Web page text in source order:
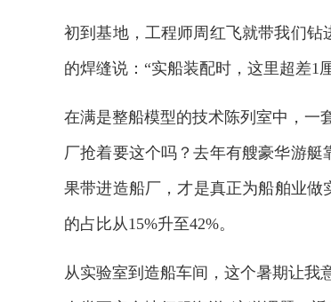
初到基地，工程师周红飞就带我们
的焊缝说：“实船装配时，这里超差1
在满是整船模型的技术陈列室中，一
厂抢着要这个吗？去年有艘豪华游
果带进造船厂，才是真正为船舶业做
的占比从15%升至42%。
从实验室到造船车间，这个暑期让我
2026年中国航